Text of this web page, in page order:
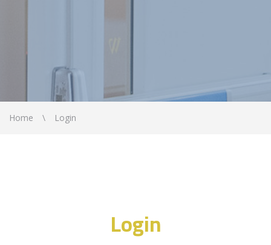
Home Login
Login